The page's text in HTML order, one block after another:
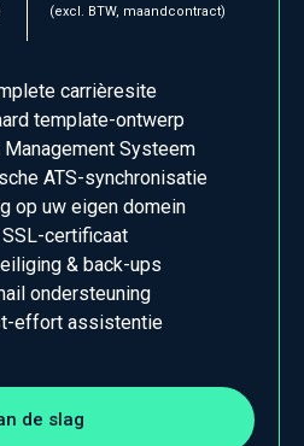
(excl. BTW, maandcontract)
carrièresite
template-ontwerp
Management Systeem
ATS-synchronisatie
op uw eigen domein
SSL-certificaat
& back-ups
ondersteuning
effort assistentie
de slag